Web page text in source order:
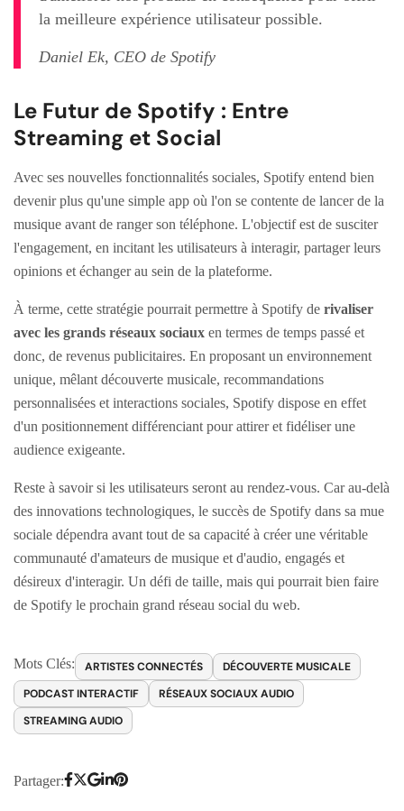
la meilleure expérience utilisateur possible.
Daniel Ek, CEO de Spotify
Le Futur de Spotify : Entre
Streaming et Social
Avec ses nouvelles fonctionnalités sociales, Spotify entend bien
devenir plus qu'une simple app où l'on se contente de lancer de la
musique avant de ranger son téléphone. L'objectif est de susciter
l'engagement, en incitant les utilisateurs à interagir, partager leurs
opinions et échanger au sein de la plateforme.
À terme, cette stratégie pourrait permettre à Spotify de rivaliser
avec les grands réseaux sociaux en termes de temps passé et
donc, de revenus publicitaires. En proposant un environnement
unique, mêlant découverte musicale, recommandations
personnalisées et interactions sociales, Spotify dispose en effet
d'un positionnement différenciant pour attirer et fidéliser une
audience exigeante.
Reste à savoir si les utilisateurs seront au rendez-vous. Car au-delà
des innovations technologiques, le succès de Spotify dans sa mue
sociale dépendra avant tout de sa capacité à créer une véritable
communauté d'amateurs de musique et d'audio, engagés et
désireux d'interagir. Un défi de taille, mais qui pourrait bien faire
de Spotify le prochain grand réseau social du web.
Mots Clés: ARTISTES CONNECTÉS
DÉCOUVERTE MUSICALE
PODCAST INTERACTIF
RÉSEAUX SOCIAUX AUDIO
STREAMING AUDIO
Partager: